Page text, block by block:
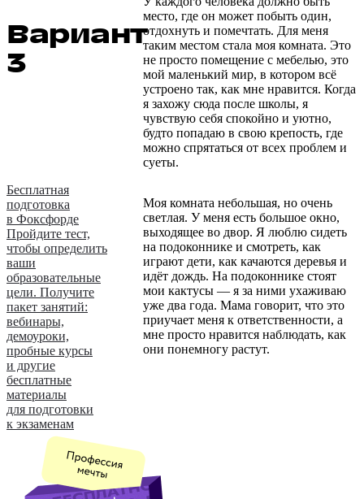
Вариант
3
место, где он может побыть один,
отдохнуть и помечтать. Для меня
таким местом стала моя комната. Это
не просто помещение с мебелью, это
мой маленький мир, в котором всё
устроено так, как мне нравится. Когда
я захожу сюда после школы, я
чувствую себя спокойно и уютно,
будто попадаю в свою крепость, где
можно спрятаться от всех проблем и
суеты.
Бесплатная
подготовка
в Фоксфорде
Пройдите тест,
чтобы определить
ваши
образовательные
цели. Получите
пакет занятий:
вебинары,
демоуроки,
пробные курсы
и другие
бесплатные
материалы
для подготовки
к экзаменам
Моя комната небольшая, но очень
светлая. У меня есть большое окно,
выходящее во двор. Я люблю сидеть
на подоконнике и смотреть, как
играют дети, как качаются деревья и
идёт дождь. На подоконнике стоят
мои кактусы — я за ними ухаживаю
уже два года. Мама говорит, что это
приучает меня к ответственности, а
мне просто нравится наблюдать, как
они понемногу растут.